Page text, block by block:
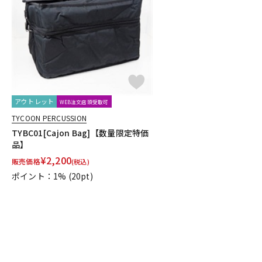
DJ機器
中古
アウトレット WEB注文店頭受取可
TYCOON PERCUSSION
TYBC01[Cajon Bag]【数量限定特価
品】
販売価格¥2,200(税込)
ポイント：1% (20pt)